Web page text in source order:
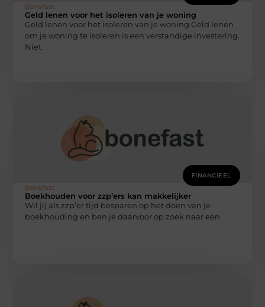
Bonefast
Geld lenen voor het isoleren van je woning
Geld lenen voor het isoleren van je woning Geld lenen
om je woning te isoleren is een verstandige investering.
Niet
FINANCIEEL
Bonefast
Boekhouden voor zzp’ers kan makkelijker
Wil jij als zzp’er tijd besparen op het doen van je
boekhouding en ben je daarvoor op zoek naar een